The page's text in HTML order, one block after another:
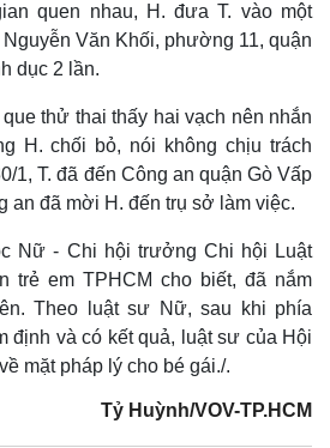
Multimedia
Video
Ảnh
E-Magazine
quen nhau, H. đưa T. vào một
Văn Khối, phường 11, quận
dục 2 lần.
thử thai thấy hai vạch nên nhắn
H. chối bỏ, nói không chịu trách
1, T. đã đến Công an quận Gò Vấp
an đã mời H. đến trụ sở làm việc.
Nữ - Chi hội trưởng Chi hội Luật
trẻ em TPHCM cho biết, đã nắm
Theo luật sư Nữ, sau khi phía
định và có kết quả, luật sư của Hội
mặt pháp lý cho bé gái./.
Tỷ Huỳnh/VOV-TP.HCM